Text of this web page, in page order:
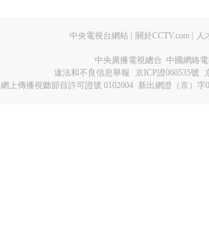
中央電視台網站 關於CCTV.com 人
中央廣播電視總台 中國網絡
違法和不良信息舉報
京ICP證060535號
網上傳播視聽節目許可證號 0102004 新出網證（京）